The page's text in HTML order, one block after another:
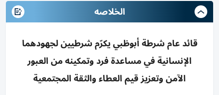
الخلاصه
قائد عام شرطة أبوظبي يكرّم شرطيين لجهودهما
الإنسانية في مساعدة فرد وتمكينه من العبور
الآمن وتعزيز قيم العطاء والثقة المجتمعية